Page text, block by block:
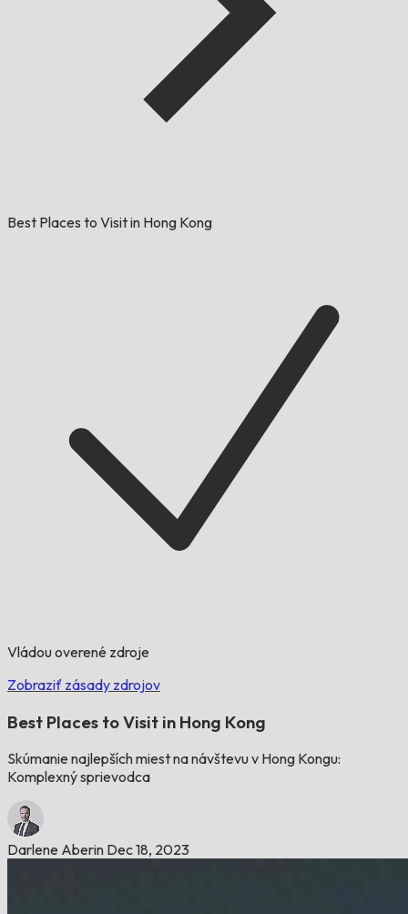
Best Places to Visit in Hong Kong
Vládou overené zdroje
Zobraziť zásady zdrojov
Best Places to Visit in Hong Kong
Skúmanie najlepších miest na návštevu v Hong Kongu:
Komplexný sprievodca
Darlene Aberin Dec 18, 2023